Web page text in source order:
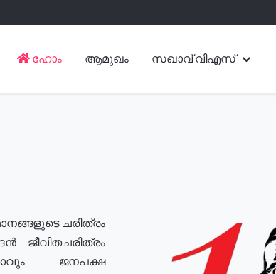
ഹോം ആമുഖം സഖാവ് വിഎസ്
ചരിത്രം
ജീവിതചരിത്രം
ജനപക്ഷ